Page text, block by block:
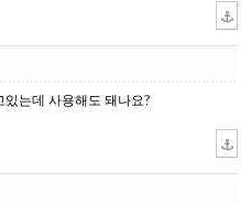
는데 사용해도 돼나요?